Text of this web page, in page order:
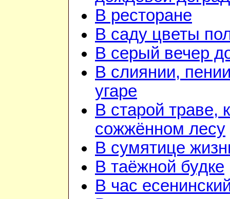
В ресторане
В саду цветы
В серый вечер
В слиянии,
угаре
В старой траве,
сожжённом лесу
В сумятице
В таёжной будке
В час